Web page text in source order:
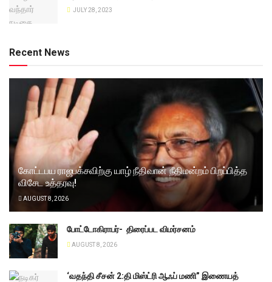
JULY 28, 2023
Recent News
கோட்டபய ராஜபக்சவிற்கு யாழ் நீதிவான் நீதிமன்றம் பிறப்பித்த
விசேட உத்தரவு!
AUGUST 8, 2026
போட்டோகிராபர்- ‌ திரைப்பட விமர்சனம்
AUGUST 8, 2026
‘வதந்தி சீசன் 2:தி மிஸ்ட்ரி ஆஃப் மணி” இணையத்